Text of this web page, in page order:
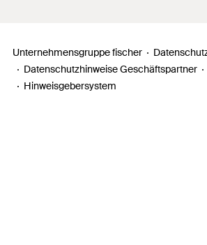
Unternehmensgruppe fischer
Datenschutzhinweise Geschäftspartner
Hinweisgebersystem